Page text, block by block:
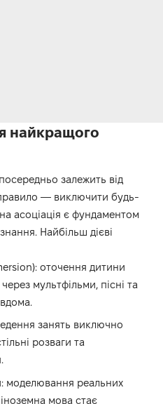
найкращого
залежить від
— виключити будь-
асоціація є фундаментом
Найбільш дієві
оточення дитини
мультфільми, пісні та
занять виключно
розваги та
моделювання реальних
мова стає